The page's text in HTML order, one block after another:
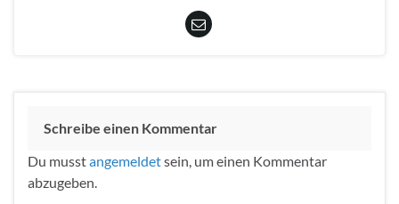
Schreibe einen Kommentar
Du musstangemeldetsein, um einen Kommentar
abzugeben.